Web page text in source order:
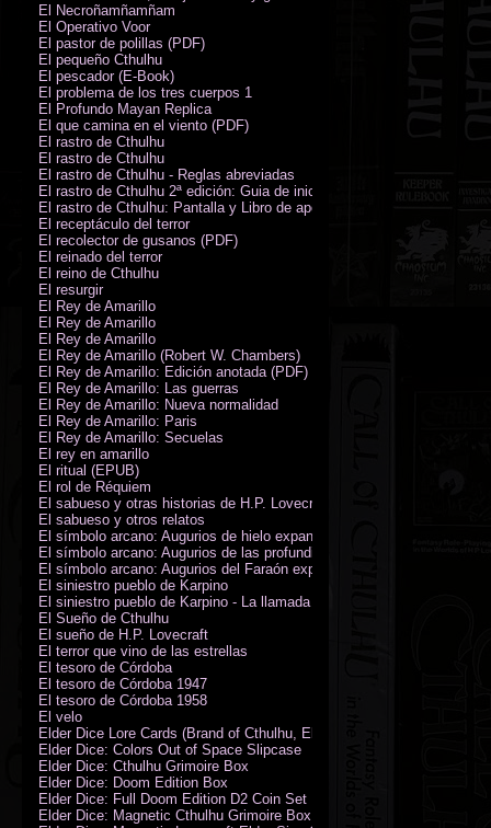
El Necroñamñamñam
El Operativo Voor
El pastor de polillas (PDF)
El pequeño Cthulhu
El pescador (E-Book)
El problema de los tres cuerpos 1
El Profundo Mayan Replica
El que camina en el viento (PDF)
El rastro de Cthulhu
El rastro de Cthulhu
El rastro de Cthulhu - Reglas abreviadas
El rastro de Cthulhu 2ª edición: Guia de inicio (PDF)
El rastro de Cthulhu: Pantalla y Libro de apoyo del Guardián
El receptáculo del terror
El recolector de gusanos (PDF)
El reinado del terror
El reino de Cthulhu
El resurgir
El Rey de Amarillo
El Rey de Amarillo
El Rey de Amarillo
El Rey de Amarillo (Robert W. Chambers)
El Rey de Amarillo: Edición anotada (PDF)
El Rey de Amarillo: Las guerras
El Rey de Amarillo: Nueva normalidad
El Rey de Amarillo: Paris
El Rey de Amarillo: Secuelas
El rey en amarillo
El ritual (EPUB)
El rol de Réquiem
El sabueso y otras historias de H.P. Lovecraft
El sabueso y otros relatos
El símbolo arcano: Augurios de hielo expansión
El símbolo arcano: Augurios de las profundidades expansión
El símbolo arcano: Augurios del Faraón expansión
El siniestro pueblo de Karpino
El siniestro pueblo de Karpino - La llamada de Cthulhu
El Sueño de Cthulhu
El sueño de H.P. Lovecraft
El terror que vino de las estrellas
El tesoro de Córdoba
El tesoro de Córdoba 1947
El tesoro de Córdoba 1958
El velo
Elder Dice Lore Cards (Brand of Cthulhu, Elder Sign, Astral Elder Sign)
Elder Dice: Colors Out of Space Slipcase
Elder Dice: Cthulhu Grimoire Box
Elder Dice: Doom Edition Box
Elder Dice: Full Doom Edition D2 Coin Set
Elder Dice: Magnetic Cthulhu Grimoire Box